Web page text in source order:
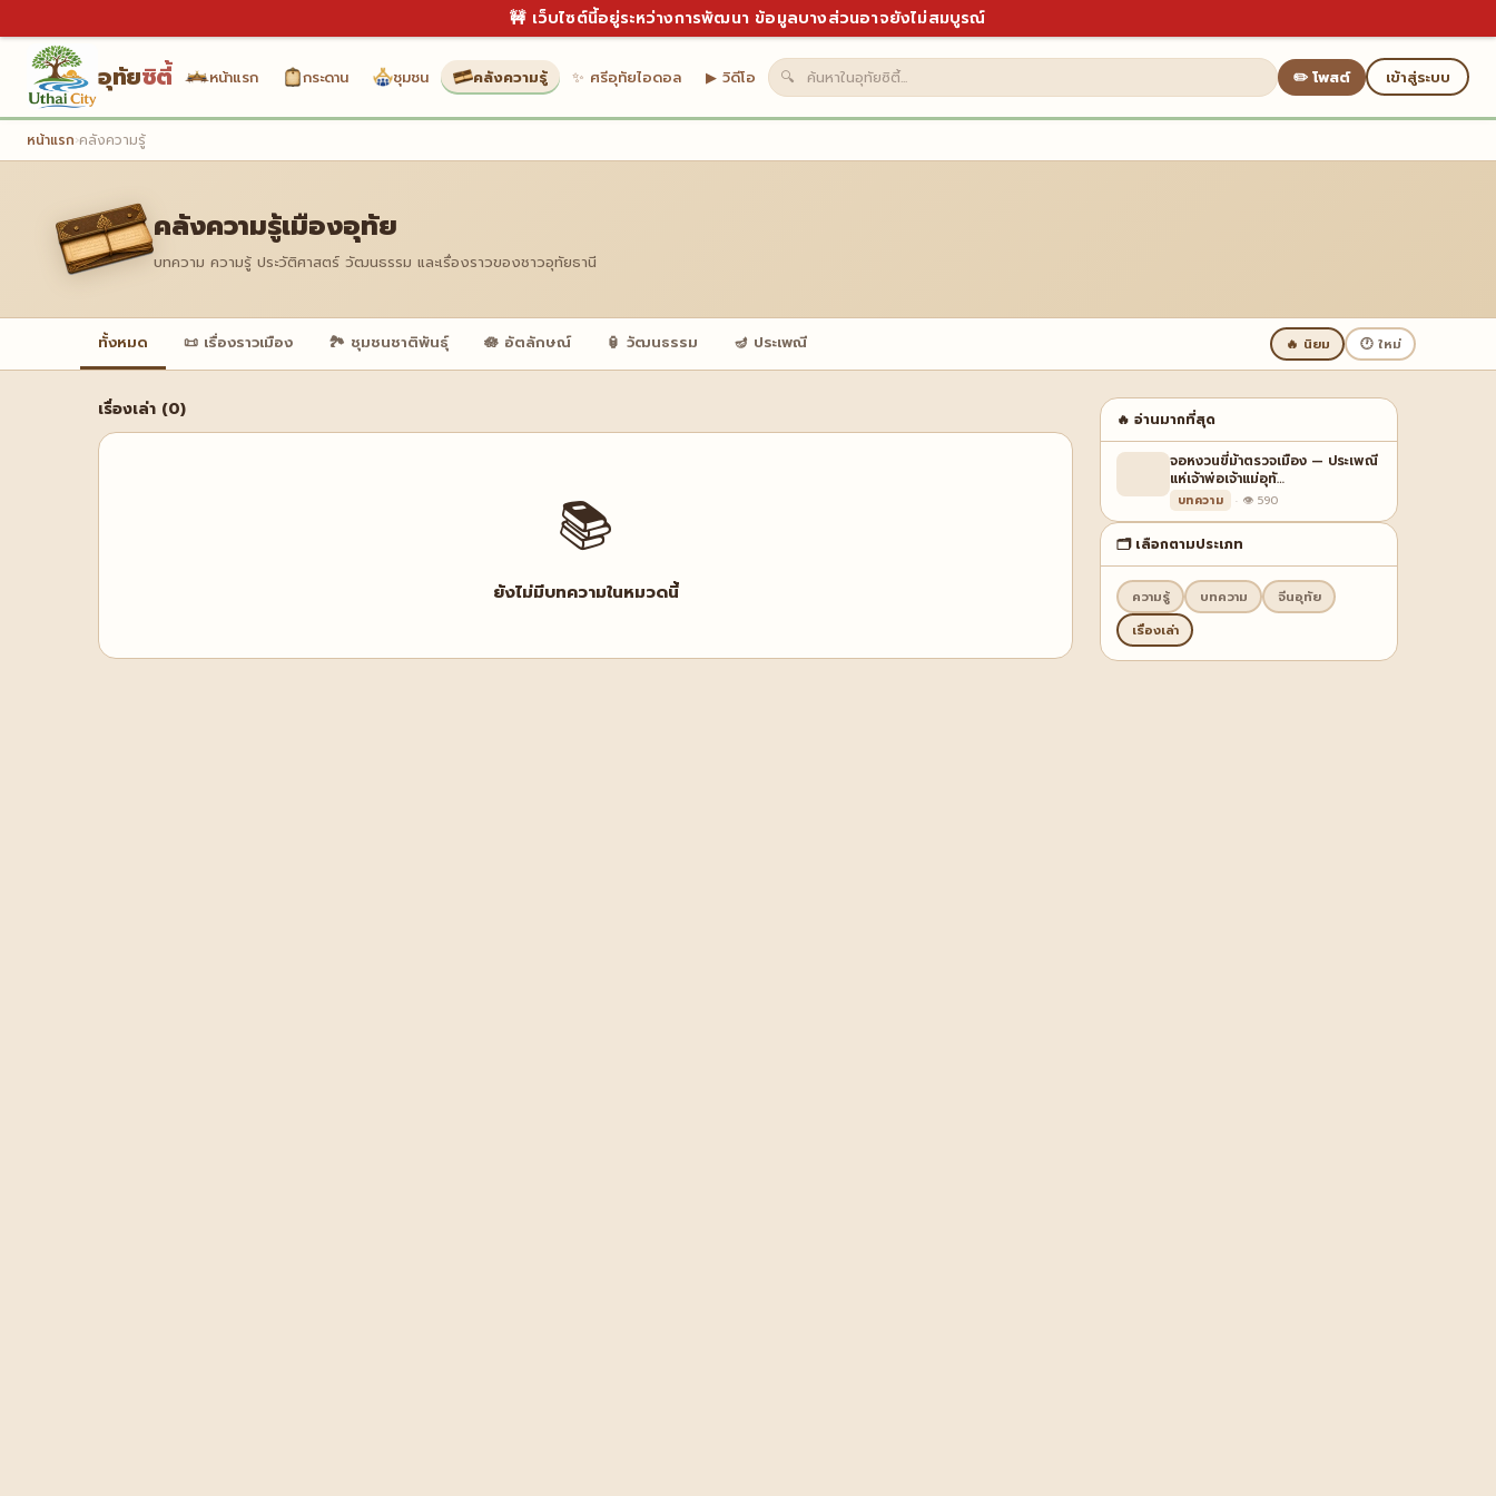
🚧 เว็บไซต์นี้อยู่ระหว่างการพัฒนา ข้อมูลบางส่วนอาจยังไม่สมบูรณ์
อุทัยซิตี้ หน้าแรก กระดาน ชุมชน คลังความรู้ ✨ ศรีอุทัยไอดอล ▶ วิดีโอ 🔍 ✏️ โพสต์ เข้าสู่ระบบ
หน้าแรก›คลังความรู้
คลังความรู้เมืองอุทัย
บทความ ความรู้ ประวัติศาสตร์ วัฒนธรรม และเรื่องราวของชาวอุทัยธานี
ทั้งหมด 📜 เรื่องราวเมือง 🏞️ ชุมชนชาติพันธุ์ 🪷 อัตลักษณ์ 🏮 วัฒนธรรม 🪔 ประเพณี 🔥 นิยม 🕐 ใหม่
เรื่องเล่า (0)
📚
ยังไม่มีบทความในหมวดนี้
🔥 อ่านมากที่สุด
จอหงวนขี่ม้าตรวจเมือง — ประเพณี
แห่เจ้าพ่อเจ้าแม่อุทั…
บทความ · 👁 590
🗂️ เลือกตามประเภท
ความรู้ บทความ
จีนอุทัย
เรื่องเล่า